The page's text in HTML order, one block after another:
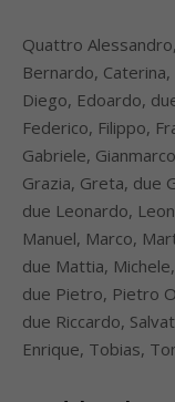
Quattro
Bernardo,
Diego, Edoardo,
Federico, Filippo,
Gabriele,
Grazia, Greta, due
due Leonardo,
Manuel, Marco,
due Mattia,
due Pietro, Pietro
due Riccardo,
Enrique, Tobias,